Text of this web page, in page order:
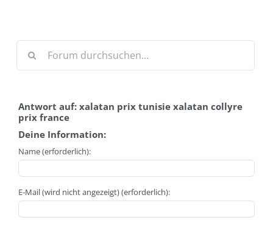
Antwort auf: xalatan prix tunisie xalatan collyre
prix france
Deine Information:
Name (erforderlich):
E-Mail (wird nicht angezeigt) (erforderlich):